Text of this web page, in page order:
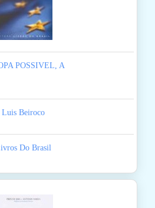
POSSIVEL, A
Luis Beiroco
Do Brasil